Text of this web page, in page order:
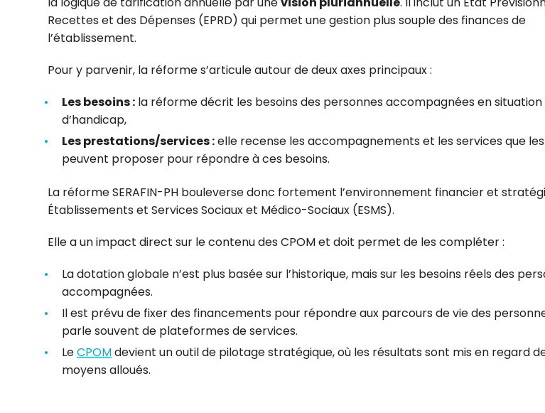
Recettes et des Dépenses (EPRD) qui permet une gestion plus souple des finances de
l’établissement.
Pour y parvenir, la réforme s’articule autour de deux axes principaux :
Les besoins : la réforme décrit les besoins des personnes accompagnées en situation
d’handicap,
Les prestations/services :elle recense les accompagnements et les services que les
peuvent proposer pour répondre à ces besoins.
La réforme SERAFIN-PH bouleverse donc fortement l’environnement financier et
Établissements et Services Sociaux et Médico-Sociaux (ESMS).
Elle a un impact direct sur le contenu des CPOM et doit permet de les compléter :
La dotation globale n’est plus basée sur l’historique, mais sur les besoins réels des
accompagnées.
Il est prévu de fixer des financements pour répondre aux parcours de vie des
parle souvent de plateformes de services.
LeCPOMdevient un outil de pilotage stratégique, où les résultats sont mis en regard
moyens alloués.